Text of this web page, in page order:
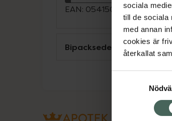
sociala
till de sociala
med annan
cookies är
återkallat
EAN: 05415062131442
Bipacksedel från FASS